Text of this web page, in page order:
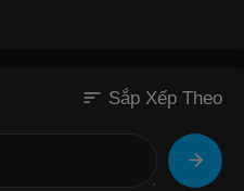
sort Sắp Xếp Theo